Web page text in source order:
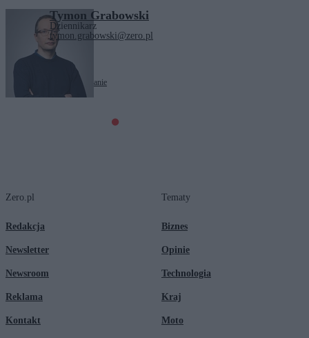
Tymon Grabowski
Dziennikarz
tymon.grabowski@zero.pl
parkowanie
Zero.pl
Redakcja
Newsletter
Newsroom
Reklama
Kontakt
Tematy
Biznes
Opinie
Technologia
Kraj
Moto